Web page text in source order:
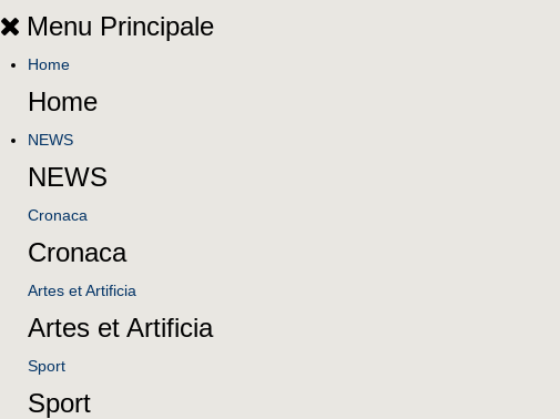
Menu Principale
Home
Home
NEWS
NEWS
Cronaca
Cronaca
Artes et Artificia
Artes et Artificia
Sport
Sport